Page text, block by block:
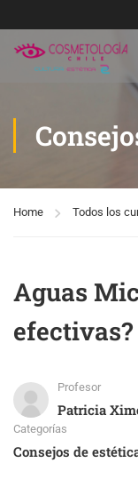
Home Todos los
Aguas
efectivas?
Profesor
Patricia
Categorías
Consejos de